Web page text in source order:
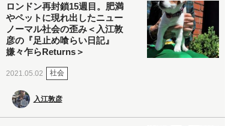
ロンドン再封鎖15週目。肥満
やペットに現れ出したニュー
ノーマル社会の歪み＜入江敦
彦の『足止め喰らい日記』
嫌々乍らReturns＞
2021.05.02 社会
入江敦彦